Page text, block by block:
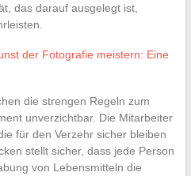
das darauf ausgelegt ist,
der Fotografie meistern: Eine
die strengen Regeln zum
unverzichtbar. Die Mitarbeiter
für den Verzehr sicher bleiben
stellt sicher, dass jede Person
von Lebensmitteln die